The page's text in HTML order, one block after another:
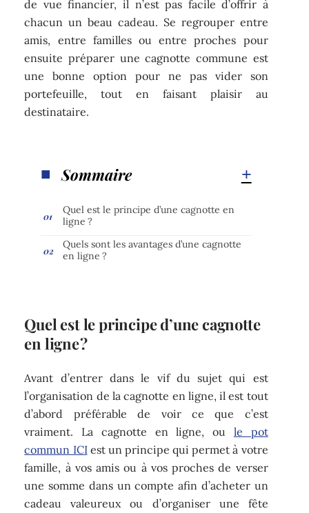
de vue financier, il n’est pas facile d’offrir à
chacun un beau cadeau. Se regrouper entre
amis, entre familles ou entre proches pour
ensuite préparer une cagnotte commune est
une bonne option pour ne pas vider son
portefeuille, tout en faisant plaisir au
destinataire.
Sommaire
Quel est le principe d’une cagnotte en
ligne ?
Quels sont les avantages d’une cagnotte
en ligne ?
Quel est le principe d’une cagnotte
en ligne ?
Avant d’entrer dans le vif du sujet qui est
l’organisation de la cagnotte en ligne, il est tout
d’abord préférable de voir ce que c’est
vraiment. La cagnotte en ligne, ou le pot
commun ICIest un principe qui permet à votre
famille, à vos amis ou à vos proches de verser
une somme dans un compte afin d’acheter un
cadeau valeureux ou d’organiser une fête